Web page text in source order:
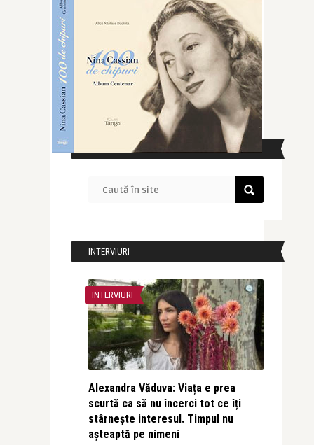
CAUTĂ ÎN SITE
INTERVIURI
INTERVIURI
Alexandra Văduva: Viața e prea
scurtă ca să nu încerci tot ce îți
stârnește interesul. Timpul nu
așteaptă pe nimeni